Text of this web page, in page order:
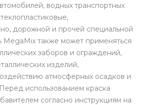
водных транспортных
дорожной и прочей специальной
MegaMix также может применяться
заборов и ограждений,
изделий,
атмосферных осадков и
использованием краска
согласно инструкциям на